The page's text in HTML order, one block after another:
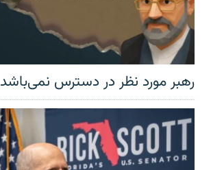
رهبر مورد نظر در دسترس نمی‌باشد